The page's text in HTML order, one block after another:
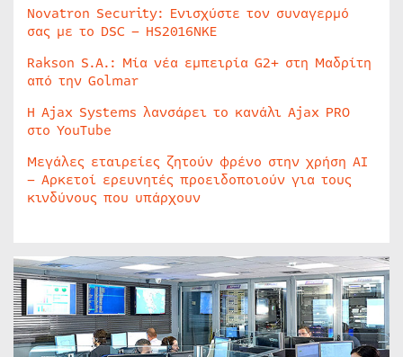
Novatron Security: Ενισχύστε τον συναγερμό
σας με το DSC – HS2016NKE
Rakson S.A.: Μία νέα εμπειρία G2+ στη Μαδρίτη
από την Golmar
Η Ajax Systems λανσάρει το κανάλι Ajax PRO
στο YouTube
Μεγάλες εταιρείες ζητούν φρένο στην χρήση AI
– Αρκετοί ερευνητές προειδοποιούν για τους
κινδύνους που υπάρχουν